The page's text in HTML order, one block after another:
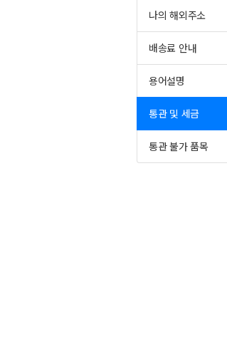
나의해외주소
배송료안내
용어설명
통관및세금
통관불가품목